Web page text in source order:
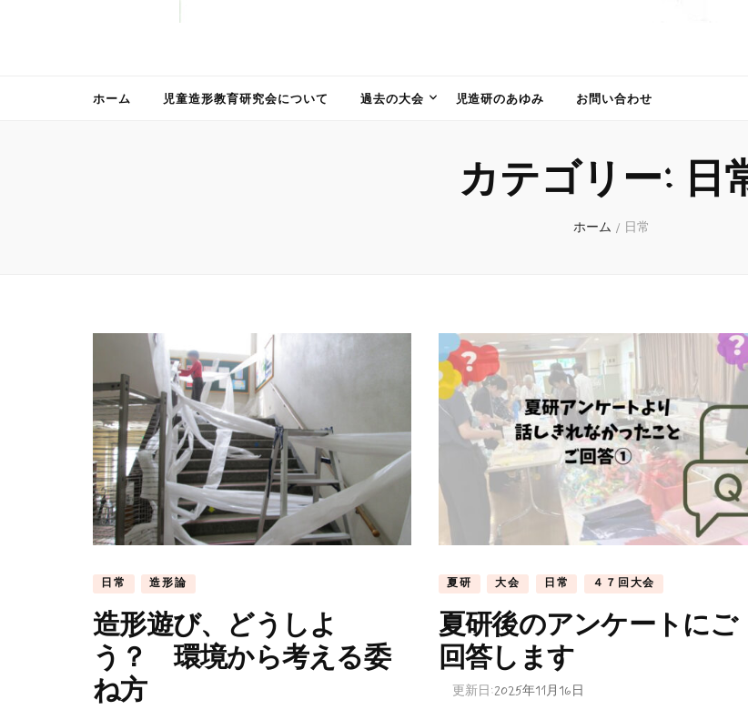
ホーム 児童造形教育研究会について 過去の大会 児造研のあゆみ お問い合わせ
カテゴリー: 日
ホーム / 日常
日常 造形論
造形遊び、どうしよ
う？ 環境から考える委
ね方
夏研 大会 日常 ４７回大会
夏研後のアンケートにご
回答します
更新日:2025年11月16日